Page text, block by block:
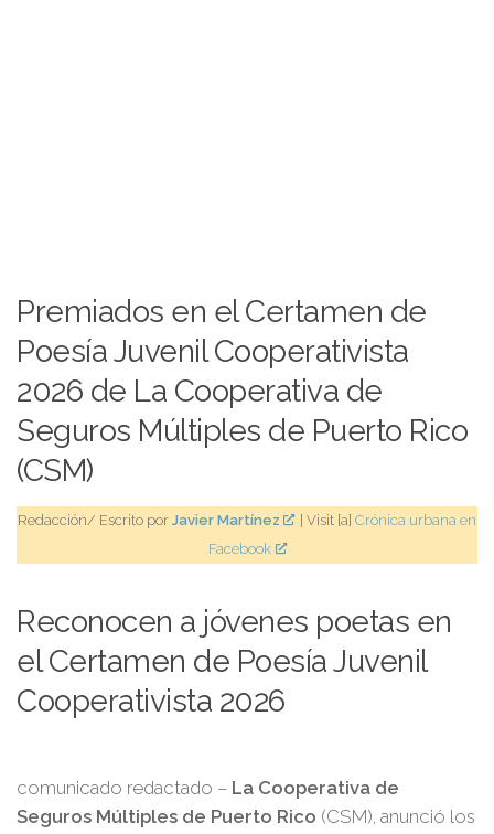
Premiados en el Certamen de
Poesía Juvenil Cooperativista
2026 de La Cooperativa de
Seguros Múltiples de Puerto Rico
(CSM)
Redacción/ Escrito por Javier Martínez | Visit [a]Crónica urbana en
Facebook
Reconocen a jóvenes poetas en
el Certamen de Poesía Juvenil
Cooperativista 2026
comunicado redactado – La Cooperativa de
Seguros Múltiples de Puerto Rico (CSM), anunció los